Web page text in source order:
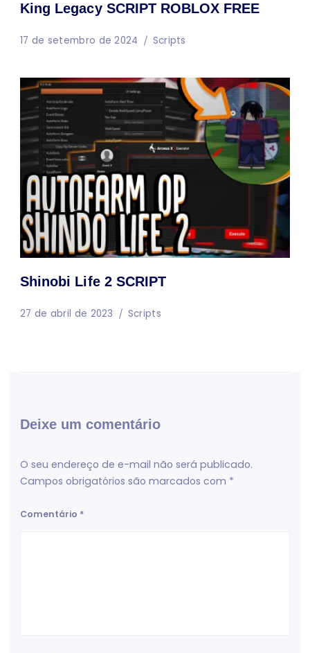
King Legacy SCRIPT ROBLOX FREE
17 de setembro de 2024 Scripts
Shinobi Life 2 SCRIPT
27 de abril de 2023 Scripts
Deixe um comentário
O seu endereço de e-mail não será publicado.
Campos obrigatórios são marcados com *
Comentário *